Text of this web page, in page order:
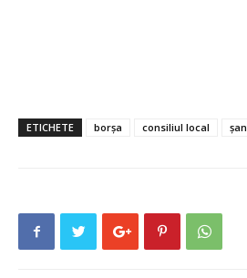
ETICHETE borșa consiliul local